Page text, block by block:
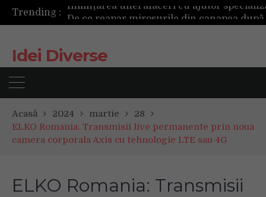
Trending :
Idei Diverse
Acasă 2024 martie
28
ELKO Romania: Transmisii live permanente prin noua
camera corporala Axis cu tehnologie LTE sau 4G
ELKO Romania: Transmisii